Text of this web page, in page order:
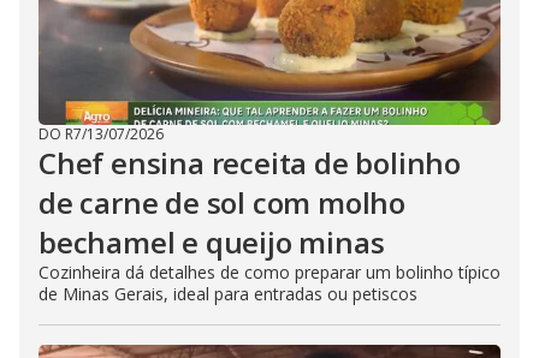
DO R7/13/07/2026
Chef ensina receita de bolinho
de carne de sol com molho
bechamel e queijo minas
Cozinheira dá detalhes de como preparar um bolinho típico
de Minas Gerais, ideal para entradas ou petiscos